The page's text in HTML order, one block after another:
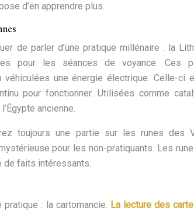
d’en apprendre plus.
de parler d’une pratique millénaire : la
pour les séances de voyance. Ces
une énergie électrique. Celle-ci
pour fonctionner. Utilisées comme
ancienne.
toujours une partie sur les runes des
pour les non-pratiquants. Les
de faits intéressants.
: la cartomancie. La lecture des